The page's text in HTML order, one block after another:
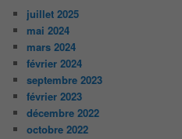
juillet 2025
mai 2024
mars 2024
février 2024
septembre 2023
février 2023
décembre 2022
octobre 2022